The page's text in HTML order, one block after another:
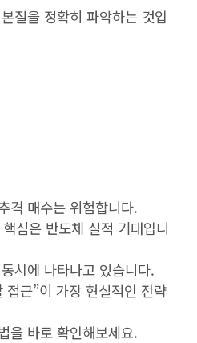
질을 정확히 파악하는 것입
격 매수는 위험합니다.
심은 반도체 실적 기대입니
시에 나타나고 있습니다.
근”이 가장 현실적인 전략
을 바로 확인해보세요.